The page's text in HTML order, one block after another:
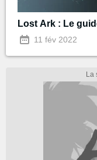
Lost Ark : Le
11 fév 2022